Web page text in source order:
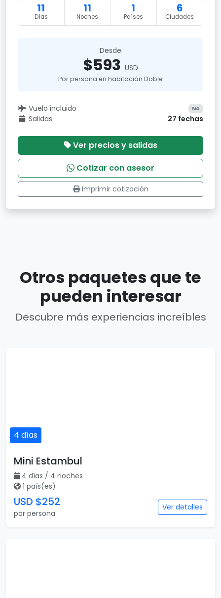
11
Días
11
Noches
1
Países
6
Ciudades
Desde
$593 USD
Por persona en habitación Doble
Vuelo incluido No
Salidas 27 fechas
Ver precios y salidas
Cotizar con asesor
Imprimir cotización
Otros paquetes que te
pueden interesar
Descubre más experiencias increíbles
4 días
Mini Estambul
4 días / 4 noches
1 país(es)
USD $252
por persona
Ver detalles